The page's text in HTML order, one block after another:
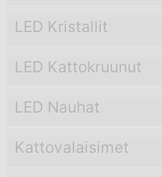
LED Kristallit
LED Kattokruunut
LED Nauhat
Kattovalaisimet